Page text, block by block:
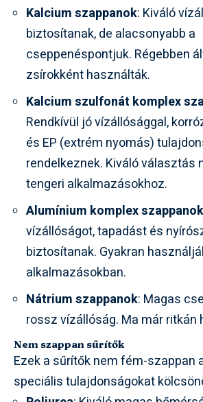
Kalcium szappanok: Kiváló
biztosítanak, de alacsonyabb a
cseppenéspontjuk. Régebben
zsírokként használták.
Kalcium szulfonát komplex
Rendkívül jó vízállósággal,
és EP (extrém nyomás)
rendelkeznek. Kiváló választás
tengeri alkalmazásokhoz.
Alumínium komplex szappanok
vízállóságot, tapadást és
biztosítanak. Gyakran
alkalmazásokban.
Nátrium szappanok: Magas
rossz vízállóság. Ma már ritkán
Nem szappan sűrítők
Ezek a sűrítők nem fém-szappan
speciális tulajdonságokat